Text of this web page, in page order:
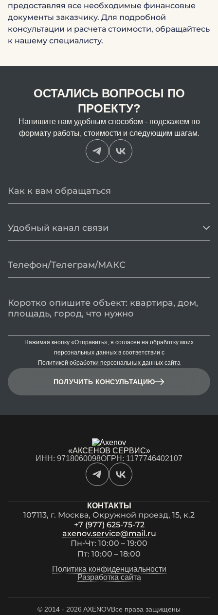
предоставляя все необходимые финансовые
документы заказчику. Для подробной
консультации и расчета стоимости, обращайтесь
к нашему специалисту.
ОСТАЛИСЬ ВОПРОСЫ ПО
ПРОЕКТУ?
Напишите нам удобным способом - подскажем по
формату работы, стоимости и следующим шагам.
Удобный канал связи
ПОЛУЧИТЬ КОНСУЛЬТАЦИЮ
Нажимая кнопку «Отправить», я согласен на обработку моих
персональных данных в соответствии с
Политикой обработки персональных данных сайта
«АКСЕНОВ СЕРВИС»
ИНН: 9718060098ОГРН: 1177746402107
КОНТАКТЫ
107113, г. Москва, Окружной проезд, 15, к.2
+7 (977) 625-75-72
axenov.service@mail.ru
Пн-Чт: 10:00 – 19:00
Пт: 10:00 – 18:00
Политика конфиденциальности
Разработка сайта
© 2014 - 2026 AXENOVВсе права защищены